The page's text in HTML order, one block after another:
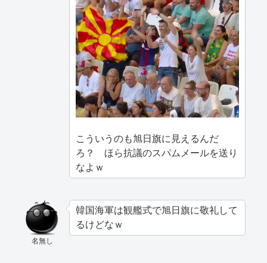
こういうのも旭日旗に見えるんだ
ろ？ ほら抗議のスパムメールを送り
なよｗ
名無し
韓国海軍は観艦式で旭日旗に敬礼して
るけどなｗ